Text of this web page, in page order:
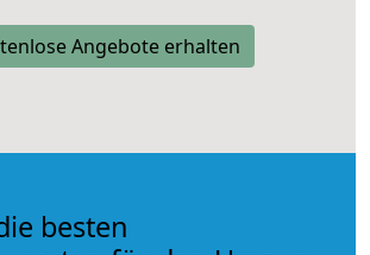
Angebote erhalten
besten